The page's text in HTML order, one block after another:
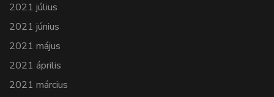
2021 július
2021 június
2021 május
2021 április
2021 március